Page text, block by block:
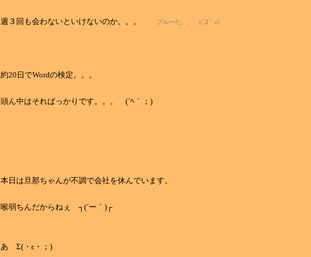
週３回も会わないといけないのか。。。 ブルーだ。。 ι(´Д｀υ)
約20日でWordの検定。。。
頭ん中はそればっかりです。。。 (´ﾍ｀；)
本日は旦那ちゃんが不調で会社を休んでいます。
喉弱ちんだからねぇ ┐(´ー｀)┌
あ Σ(・ε・；)